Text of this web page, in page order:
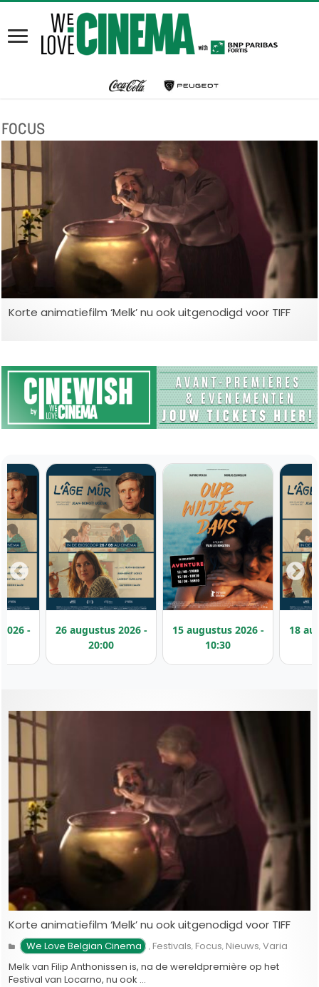
FOCUS
Korte animatiefilm ‘Melk’ nu ook uitgenodigd voor TIFF
Korte animatiefilm ‘Melk’ nu ook uitgenodigd voor TIFF
We Love Belgian Cinema , Festivals, Focus, Nieuws,Varia
Melk van Filip Anthonissen is, na de wereldpremière op het
Festival van Locarno, nu ook …